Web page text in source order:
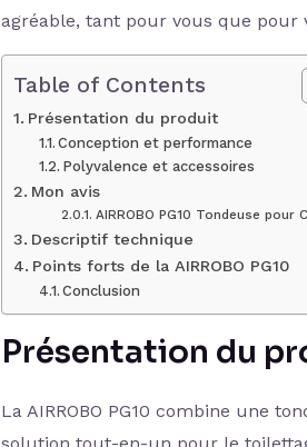
agréable, tant pour vous que pour
Table of Contents
Présentation du produit
Conception et performance
Polyvalence et accessoires
Mon avis
AIRROBO PG10 Tondeuse pour
Descriptif technique
Points forts de la AIRROBO PG10
Conclusion
Présentation du
La AIRROBO PG10 combine une